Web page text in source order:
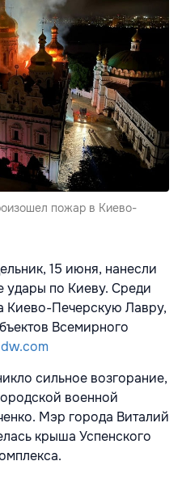
пожар в Киево-
15 июня, нанесли
удары по Киеву. Среди
Киево-Печерскую Лавру,
Всемирного
dw.com
сильное возгорание,
военной
Мэр города Виталий
крыша Успенского